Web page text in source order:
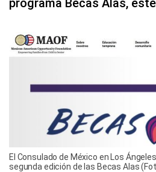
El Consulado de México en Los
segunda edición de las Becas Alas